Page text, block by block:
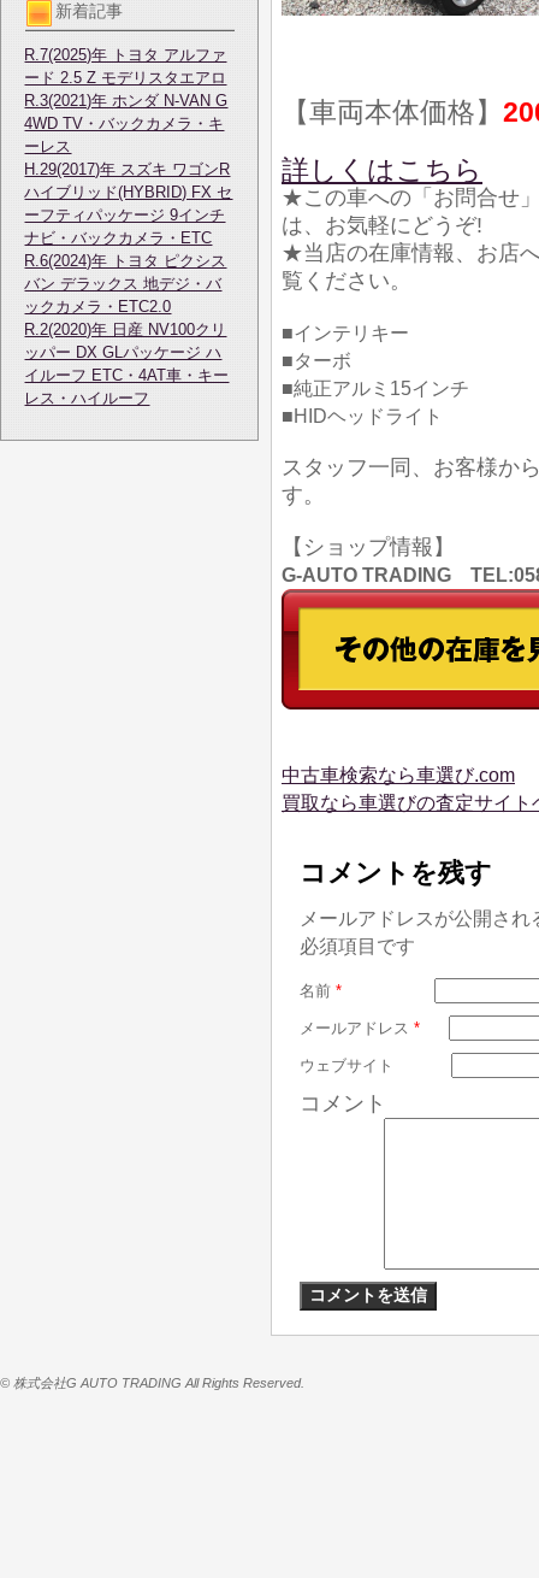
新着記事
R.7(2025)年 トヨタ アルファ
ード 2.5 Z モデリスタエアロ
R.3(2021)年 ホンダ N-VAN G
4WD TV・バックカメラ・キ
ーレス
H.29(2017)年 スズキ ワゴンR
ハイブリッド(HYBRID) FX セ
ーフティパッケージ 9インチ
ナビ・バックカメラ・ETC
R.6(2024)年 トヨタ ピクシス
バン デラックス 地デジ・バ
ックカメラ・ETC2.0
R.2(2020)年 日産 NV100クリ
ッパー DX GLパッケージ ハ
イルーフ ETC・4AT車・キー
レス・ハイルーフ
【車両本体価格】
詳しくはこちら
★この車への「お問合せ
は、お気軽にどうぞ!
★当店の在庫情報、お店
覧ください。
■インテリキー
■ターボ
■純正アルミ15インチ
■HIDヘッドライト
スタッフ一同、お客様か
す。
【ショップ情報】
G-AUTO TRADING
中古車検索なら車選び.com
買取なら車選びの査定サイト
コメントを残す
メールアドレスが公開さ
必須項目です
名前 *
メールアドレス *
ウェブサイト
コメント
© 株式会社G AUTO TRADING All Rights Reserved.